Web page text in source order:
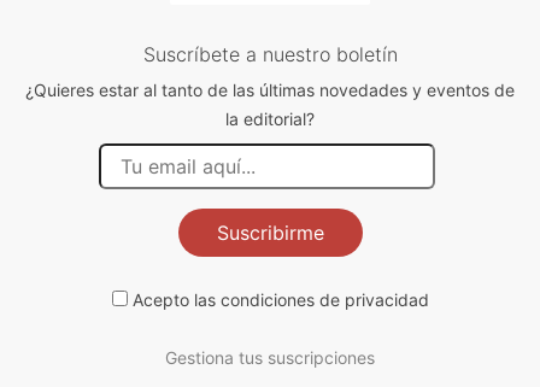
Suscríbete a nuestro boletín
¿Quieres estar al tanto de las últimas novedades y eventos de
la editorial?
Suscribirme
Acepto las condiciones de privacidad
Gestiona tus suscripciones